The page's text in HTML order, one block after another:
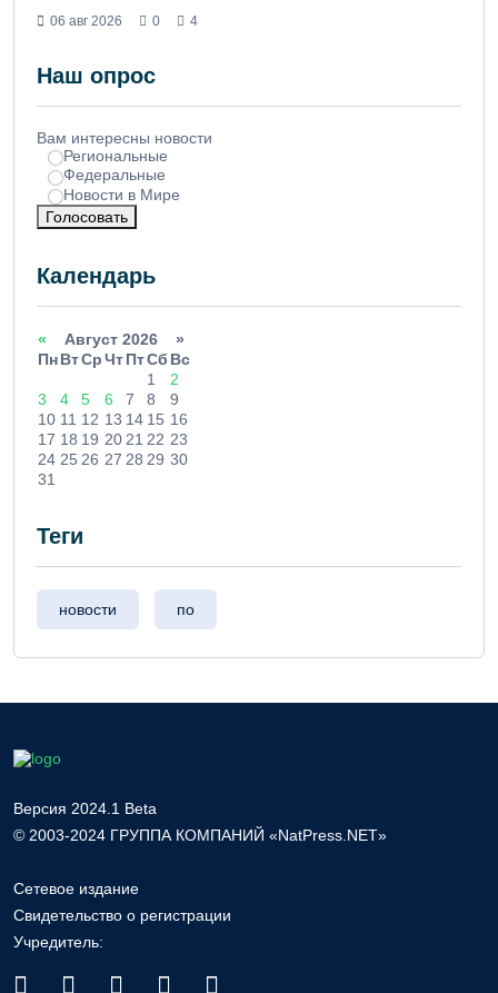
06 авг 2026 0 4
Наш опрос
Вам интересны новости
Региональные
Федеральные
Новости в Мире
Голосовать
Календарь
« Август 2026 »
ПнВтСрЧтПтСб Вс
1
2
3
4 5 6 7 8
9
10 11 12 13 14 15 16
17 18 19 2021 22 23
24 25 26 27 28 29 30
31
Теги
новости по
Версия 2024.1 Beta
© 2003-2024 ГРУППА КОМПАНИЙ «NatPress.NET»
Сетевое издание
Свидетельство о регистрации
Учредитель: